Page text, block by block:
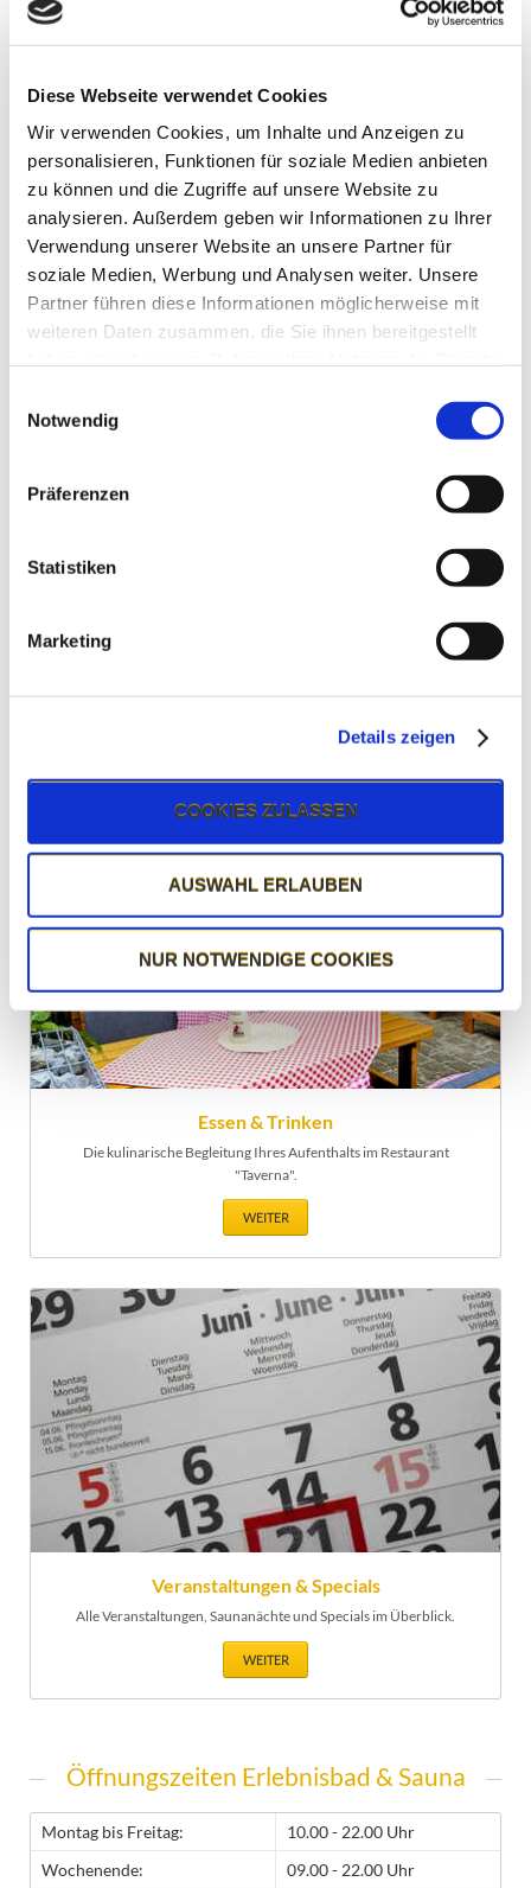
Diese Webseite verwendet Cookies
Wir verwenden Cookies, um Inhalte und Anzeigen zu
personalisieren, Funktionen für soziale Medien anbieten
zu können und die Zugriffe auf unsere Website zu
analysieren. Außerdem geben wir Informationen zu Ihrer
Verwendung unserer Website an unsere Partner für
soziale Medien, Werbung und Analysen weiter. Unsere
Partner führen diese Informationen möglicherweise mit
weiteren Daten zusammen, die Sie ihnen bereitgestellt
Notwendig
Präferenzen
Statistiken
Marketing
Details zeigen
COOKIES ZULASSEN
AUSWAHL ERLAUBEN
NUR NOTWENDIGE COOKIES
Wellness & Beauty
Maßnahmen und Anwendungen für Ihre Entspannung.
WEITER
Essen & Trinken
Die kulinarische Begleitung Ihres Aufenthalts im Restaurant
"Taverna".
WEITER
Veranstaltungen & Specials
Alle Veranstaltungen, Saunanächte und Specials im Überblick.
WEITER
Öffnungszeiten Erlebnisbad & Sauna
Montag bis Freitag:
10.00 - 22.00 Uhr
Wochenende:
09.00 - 22.00 Uhr